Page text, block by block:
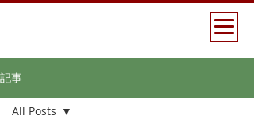
記事
All Posts